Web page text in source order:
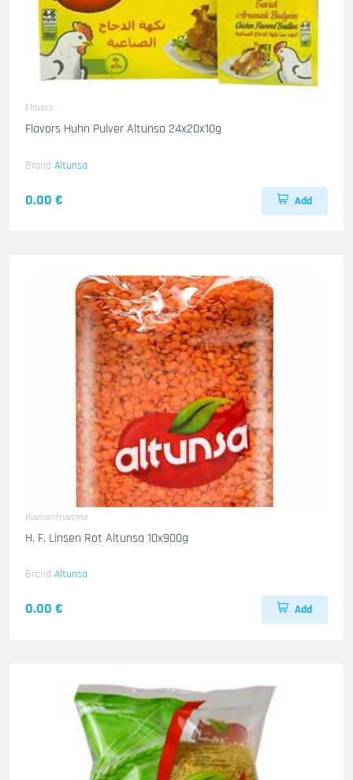
Flavors
Flavors Huhn Pulver Altunsa 24x20x10g
Brand Altunsa
0.00 € Add
Huelsenfruechte
H. F. Linsen Rot Altunsa 10x900g
Brand Altunsa
0.00 € Add